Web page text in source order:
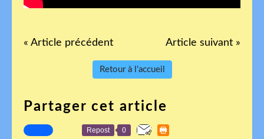
« Article précédent Article suivant »
Retour à l'accueil
Partager cet article
Repost 0